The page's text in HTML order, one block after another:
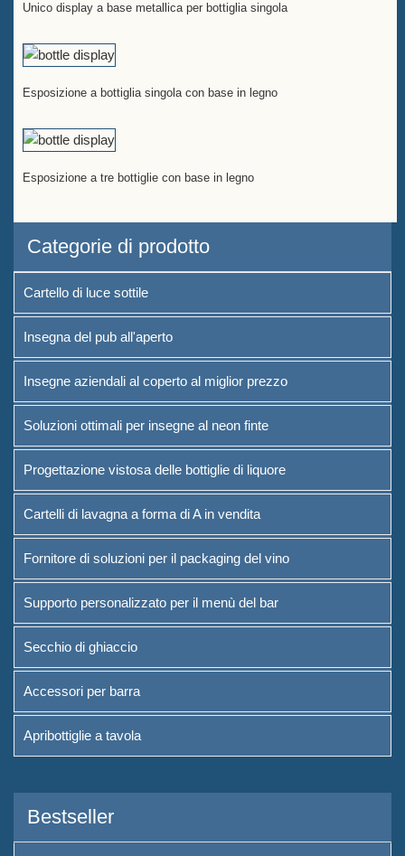
Unico display a base metallica per bottiglia singola
Esposizione a bottiglia singola con base in legno
Esposizione a tre bottiglie con base in legno
Categorie di prodotto
Cartello di luce sottile
Insegna del pub all'aperto
Insegne aziendali al coperto al miglior prezzo
Soluzioni ottimali per insegne al neon finte
Progettazione vistosa delle bottiglie di liquore
Cartelli di lavagna a forma di A in vendita
Fornitore di soluzioni per il packaging del vino
Supporto personalizzato per il menù del bar
Secchio di ghiaccio
Accessori per barra
Apribottiglie a tavola
Bestseller